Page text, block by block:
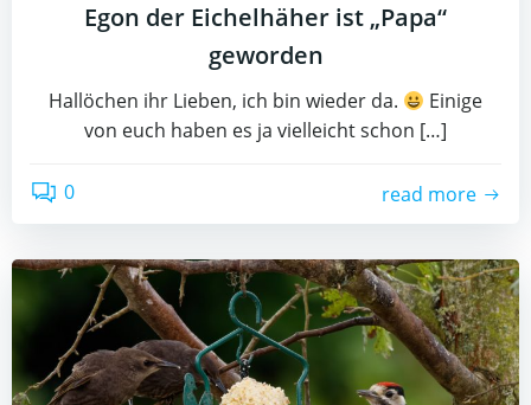
Egon der Eichelhäher ist „Papa“
geworden
Hallöchen ihr Lieben, ich bin wieder da.
Einige
von euch haben es ja vielleicht schon […]
0 read more